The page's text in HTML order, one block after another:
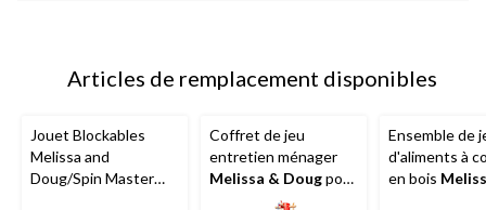
Articles de remplacement disponibles
Jouet Blockables
Melissa and
Doug/Spin Master
Coffret de jeu
entretien ménager
Melissa & Dougpour
enfants de 3 ans et
Ensemble de
d'aliments à
en bois